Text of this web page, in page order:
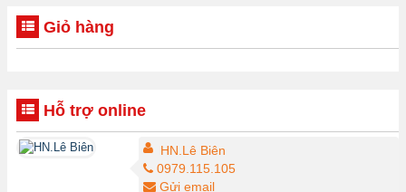
Giỏ hàng
Hỗ trợ online
HN.Lê Biên
0979.115.105
Gửi email